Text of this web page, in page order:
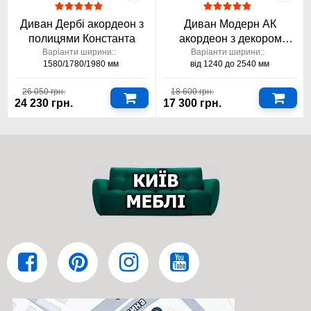
Меблева фабрика Фенікс із простих, зрозумілих матеріалів
чотиридверні шафи-купе від Київ-Меблі™. Якщо згадати
радянські "жахи", то це панцирні, грубі вироби, які більше були
схожі на ящики, ніж на чотиридверні шафи-купе. Але перед
шафа купе чотиридверна Кремовий розміри на замовлення,
Диван Дербі акордеон з
полицями Константа
Варіанти ширини::
1580/1780/1980 мм
26 050 грн.
24 230 грн.
Диван Модерн АК
акордеон з декором
Константа
Варіанти ширини::
від 1240 до 2540 мм
18 600 грн.
17 300 грн.